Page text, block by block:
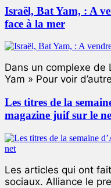
Israël, Bat Yam, : A
face à la mer
Dans un complexe de
Yam » Pour voir
Les titres de la
magazine juif sur le
Les articles qui ont
sociaux. Alliance le